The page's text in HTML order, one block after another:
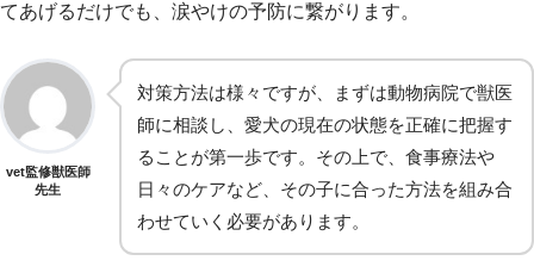
てあげるだけでも、涙やけの予防に繋がります。
vet監修獣医師
先生
対策方法は様々ですが、まずは動物病院で獣医
師に相談し、愛犬の現在の状態を正確に把握す
ることが第一歩です。その上で、食事療法や
日々のケアなど、その子に合った方法を組み合
わせていく必要があります。